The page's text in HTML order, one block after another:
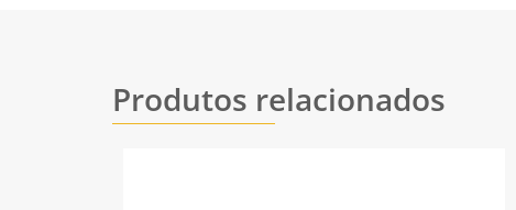
Produtos relacionados